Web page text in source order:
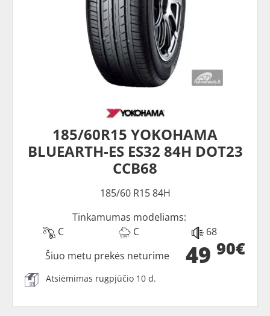
185/60R15 YOKOHAMA
BLUEARTH-ES ES32 84H DOT23
CCB68
185/60 R15 84H
Tinkamumas modeliams:
C
C 68
49 90€
Šiuo metu prekės neturime
Atsiėmimas rugpjūčio 10 d.